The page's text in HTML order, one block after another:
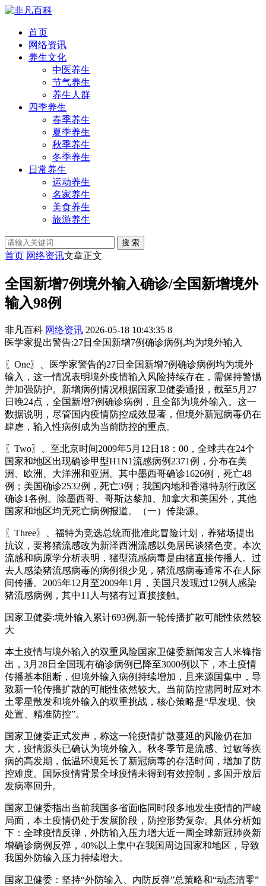
首页
网络资讯
养生文化
中医养生
节气养生
养生人群
四季养生
春季养生
夏季养生
秋季养生
冬季养生
日常养生
运动养生
名家养生
美食养生
旅游养生
搜 索
首页 网络资讯文章正文
全国新增7例境外输入确诊/全国新增境外
输入98例
非凡百科 网络资讯 2026-05-18 10:43:35 8
医学家提出警告:27日全国新增7例确诊病例,均为境外输入
〖One〗、医学家警告的27日全国新增7例确诊病例均为境外
输入，这一情况表明境外疫情输入风险持续存在，需保持警惕
并加强防护。新增病例情况根据国家卫健委通报，截至5月27
日晚24点，全国新增7例确诊病例，且全部为境外输入。这一
数据说明，尽管国内疫情防控成效显著，但境外新冠病毒仍在
肆虐，输入性病例成为当前防控的重点。
〖Two〗、至北京时间2009年5月12日18：00，全球共在24个
国家和地区出现确诊甲型H1N1流感病例2371例，分布在美
洲、欧洲、大洋洲和亚洲。其中墨西哥确诊1626例，死亡48
例；美国确诊2532例，死亡3例；我国内地和香港特别行政区
确诊1各例。除墨西哥、哥斯达黎加、加拿大和美国外，其他
国家和地区均无死亡病例报道。（一）传染源。
〖Three〗、福特为竞选总统而批准此冒险计划，养猪场提出
抗议，要将猪流感改为新泽西洲流感以免居民谈猪色变。本次
流感和病原学分析表明，猪型流感病毒是由猪直接传播人。过
去人感染猪流感病毒的病例很少见，猪流感病毒通常不在人际
间传播。2005年12月至2009年1月，美国只发现过12例人感染
猪流感病例，其中11人与猪有过直接接触。
国家卫健委:境外输入累计693例,新一轮传播扩散可能性依然较
大
本土疫情与境外输入的双重风险国家卫健委新闻发言人米锋指
出，3月28日全国现有确诊病例已降至3000例以下，本土疫情
传播基本阻断，但境外输入病例持续增加，且来源国集中，导
致新一轮传播扩散的可能性依然较大。当前防控需同时应对本
土零星散发和境外输入的双重挑战，核心策略是“早发现、快
处置、精准防控”。
国家卫健委正式发声，称这一轮疫情扩散蔓延的风险仍在加
大，疫情源头已确认为境外输入。秋冬季节是流感、过敏等疾
病的高发期，低温环境延长了新冠病毒的存活时间，增加了防
控难度。国际疫情背景全球疫情未得到有效控制，多国开放后
发病率回升。
国家卫健委指出当前我国多省面临同时段多地发生疫情的严峻
局面，本土疫情仍处于发展阶段，防控形势复杂。具体分析如
下：全球疫情反弹，外防输入压力增大近一周全球新冠肺炎新
增确诊病例反弹，40%以上集中在我国周边国家和地区，导致
我国外防输入压力持续增大。
国家卫健委：坚持“外防输入、内防反弹”总策略和“动态清零”